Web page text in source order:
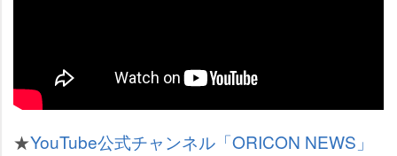
★YouTube公式チャンネル「ORICON NEWS」